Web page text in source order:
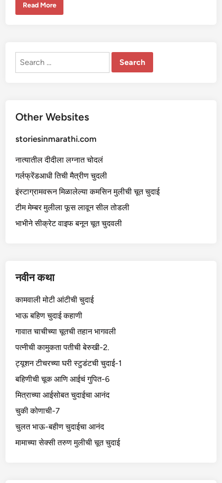
हो
झ्या
व
हि
नी
सं
बं
ची
क
Read More
Search
Other Websites
storiesinmarathi.com
नात्यातील दीदीला लग्नात चोदलं
गर्लफ्रेंडआधी तिची मैत्रीण चुदली
इंस्टाग्रामवरून मिळालेल्या कमसिन मुलीची चूत चुदाई
टीम मेम्बर मुलीला फूस लावून सील तोडली
भाभीने सीक्रेट वाइफ बनून चूत चुदवली
नवीन कथा
कामवाली मोटी आंटीची चुदाई
भाऊ बहिण चुदाई कहाणी
गावात चाचीच्या चूतची तहान भागवली
पत्नीची कामुकता पतीची बेरुखी-2.
ट्यूशन टीचरच्या घरी स्टुडंटची चुदाई-1
बहिणीची चूक आणि आईचं गुपित-6
मित्राच्या आईसोबत चुदाईचा आनंद
चुकी कोणाची-7
चुलत भाऊ-बहीण चुदाईचा आनंद
मामाच्या सेक्सी तरुण मुलीची चूत चुदाई